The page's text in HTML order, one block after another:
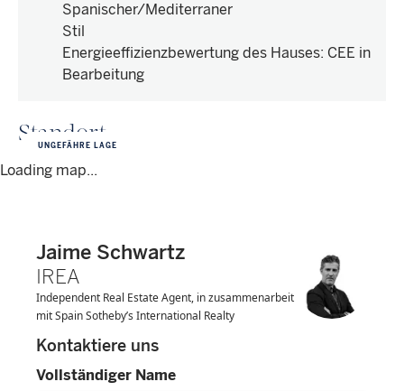
Spanischer/Mediterraner
Stil
Energieeffizienzbewertung des Hauses: CEE in
Bearbeitung
Standort
Loading map...
UNGEFÄHRE LAGE
Jaime Schwartz
IREA
Independent Real Estate Agent, in zusammenarbeit
mit Spain Sotheby’s International Realty
Kontaktiere uns
Vollständiger Name